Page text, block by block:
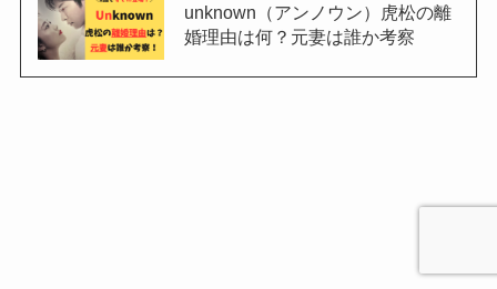
unknown（アンノウン）虎松の離
婚理由は何？元妻は誰か考察